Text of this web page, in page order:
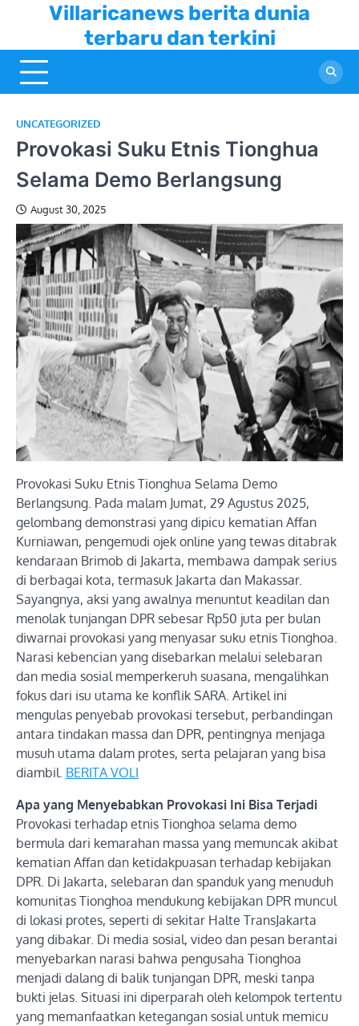
content
Villaricanews berita dunia
terbaru dan terkini
UNCATEGORIZED
Provokasi Suku Etnis Tionghua
Selama Demo Berlangsung
August 30, 2025
Provokasi Suku Etnis Tionghua Selama Demo
Berlangsung. Pada malam Jumat, 29 Agustus 2025,
gelombang demonstrasi yang dipicu kematian Affan
Kurniawan, pengemudi ojek online yang tewas ditabrak
kendaraan Brimob di Jakarta, membawa dampak serius
di berbagai kota, termasuk Jakarta dan Makassar.
Sayangnya, aksi yang awalnya menuntut keadilan dan
menolak tunjangan DPR sebesar Rp50 juta per bulan
diwarnai provokasi yang menyasar suku etnis Tionghoa.
Narasi kebencian yang disebarkan melalui selebaran
dan media sosial memperkeruh suasana, mengalihkan
fokus dari isu utama ke konflik SARA. Artikel ini
mengulas penyebab provokasi tersebut, perbandingan
antara tindakan massa dan DPR, pentingnya menjaga
musuh utama dalam protes, serta pelajaran yang bisa
diambil. BERITA VOLI
Apa yang Menyebabkan Provokasi Ini Bisa Terjadi
Provokasi terhadap etnis Tionghoa selama demo
bermula dari kemarahan massa yang memuncak akibat
kematian Affan dan ketidakpuasan terhadap kebijakan
DPR. Di Jakarta, selebaran dan spanduk yang menuduh
komunitas Tionghoa mendukung kebijakan DPR muncul
di lokasi protes, seperti di sekitar Halte TransJakarta
yang dibakar. Di media sosial, video dan pesan berantai
menyebarkan narasi bahwa pengusaha Tionghoa
menjadi dalang di balik tunjangan DPR, meski tanpa
bukti jelas. Situasi ini diperparah oleh kelompok tertentu
yang memanfaatkan ketegangan sosial untuk memicu